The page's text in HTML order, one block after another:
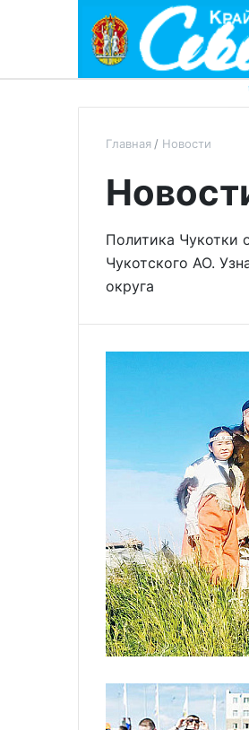
Главная Новости
Политика Чукотки
Чукотского АО.
округа